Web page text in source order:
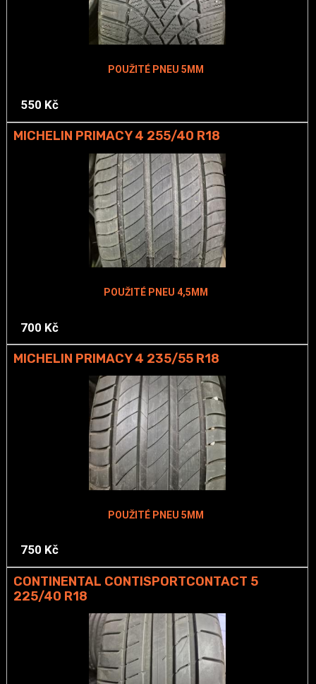
POUŽITÉ PNEU 5MM
550 Kč
MICHELIN PRIMACY 4 255/40 R18
POUŽITÉ PNEU 4,5MM
700 Kč
MICHELIN PRIMACY 4 235/55 R18
POUŽITÉ PNEU 5MM
750 Kč
CONTINENTAL CONTISPORTCONTACT 5
225/40 R18